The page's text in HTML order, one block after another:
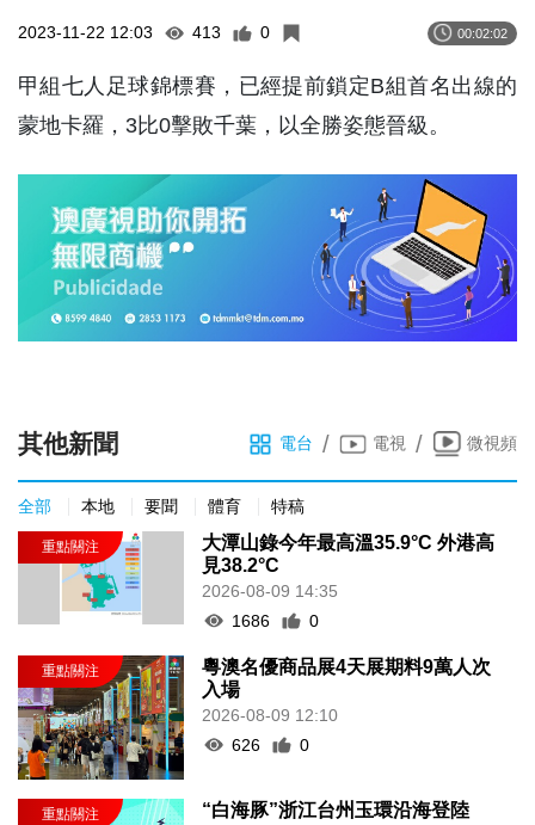
2023-11-22 12:03 413 0 00:02:02
甲組七人足球錦標賽，已經提前鎖定B組首名出線的
蒙地卡羅，3比0擊敗千葉，以全勝姿態晉級。
其他新聞 電台 / 電視 / 微視頻
全部 本地 要聞 體育 特稿
大潭山錄今年最高溫35.9°C 外港高
見38.2°C
2026-08-09 14:35
1686
0
粵澳名優商品展4天展期料9萬人次
入場
2026-08-09 12:10
626
0
“白海豚”浙江台州玉環沿海登陸